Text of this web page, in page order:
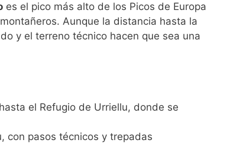
es el pico más alto de los Picos de Europa
Aunque la distancia hasta la
y el terreno técnico hacen que sea una
el Refugio de Urriellu, donde se
con pasos técnicos y trepadas